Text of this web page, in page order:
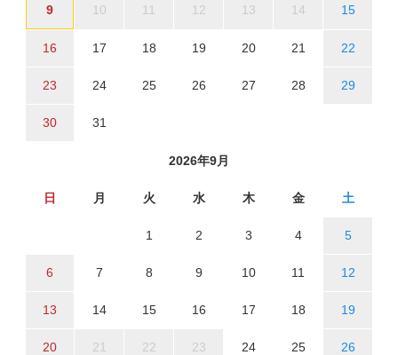
9 10 11 12 13 14 15
16 17 18 19 20 21 22
23 24 25 26 27 28 29
30 31
2026年9月
日 月 火 水 木 金 土
1 2 3 4 5
6 7 8 9 10 11 12
13 14 15 16 17 18 19
20 21 22 23 24 25 26